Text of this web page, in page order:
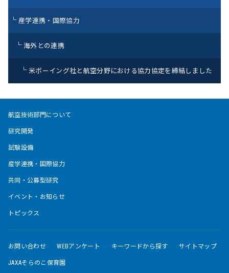
産学連携・国際協力
海外との連携
米ボーイング社と航空分野における協力協定を締結しました
航空技術部門について
研究開発
試験設備
産学連携・国際協力
共同・公募型研究
イベント・お知らせ
トピックス
お問い合わせ WEBアンケート キーワードから探す サイトマップ
JAXAそらのこ保育園